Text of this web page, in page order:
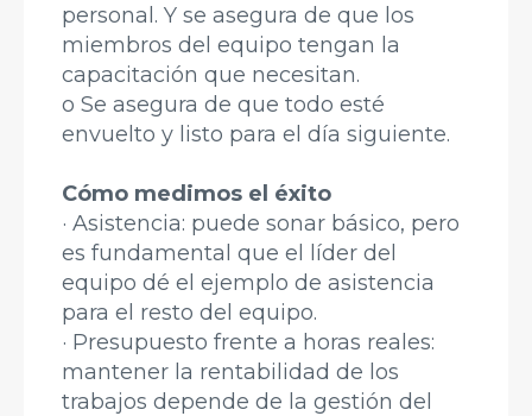
personal. Y se asegura de que los
miembros del equipo tengan la
capacitación que necesitan.
o Se asegura de que todo esté
envuelto y listo para el día siguiente.
Cómo medimos el éxito
· Asistencia: puede sonar básico, pero
es fundamental que el líder del
equipo dé el ejemplo de asistencia
para el resto del equipo.
· Presupuesto frente a horas reales:
mantener la rentabilidad de los
trabajos depende de la gestión del